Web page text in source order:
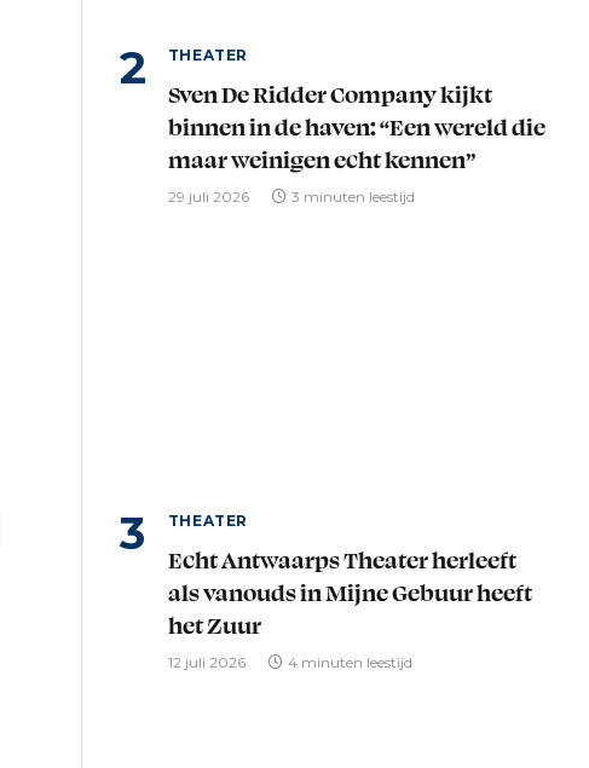
THEATER
Sven De Ridder Company kijkt
binnen in de haven: “Een wereld die
maar weinigen echt kennen”
29 juli 2026 3 minuten leestijd
THEATER
Echt Antwaarps Theater herleeft
als vanouds in Mijne Gebuur heeft
het Zuur
12 juli 2026 4 minuten leestijd